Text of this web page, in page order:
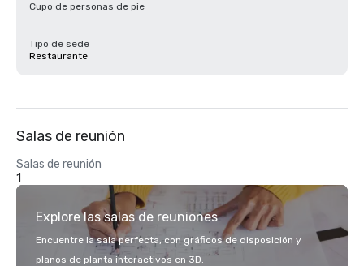
Cupo de personas de pie
-
Tipo de sede
Restaurante
Salas de reunión
Salas de reunión
1
Explore las salas de reuniones
Encuentre la sala perfecta, con gráficos de disposición y
planos de planta interactivos en 3D.